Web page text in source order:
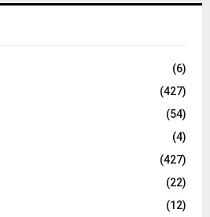
C
(6)
(427)
(54)
(4)
(427)
(22)
(12)